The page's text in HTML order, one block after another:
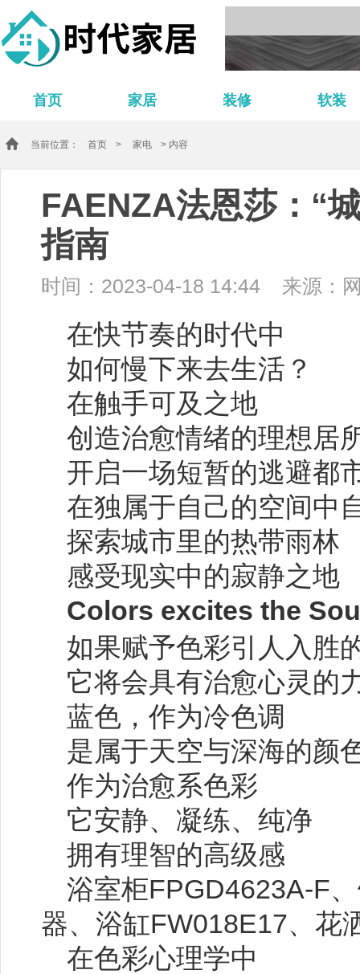
首页 家居 装修 软装
当前位置： 首页 > 家电 > 内容
FAENZA法恩莎：“
指南
时间：2023-04-18 14:44 来源：
在快节奏的时代中
如何慢下来去生活？
在触手可及之地
创造治愈情绪的理想居
开启一场短暂的逃避都
在独属于自己的空间中
探索城市里的热带雨林
感受现实中的寂静之地
Colors excites the
如果赋予色彩引人入胜
它将会具有治愈心灵的
蓝色，作为冷色调
是属于天空与深海的颜
作为治愈系色彩
它安静、凝练、纯净
拥有理智的高级感
浴室柜FPGD4623A-F
器、浴缸FW018E17、花
在色彩心理学中